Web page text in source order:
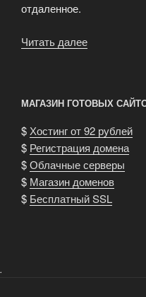
отдаленное.
Читать далее
МАГАЗИН ГОТОВЫХ
$ Хостинг от 92 рублей
$ Регистрация домена
$Облачные серверы
$ Магазин доменов
$ Бесплатный SSL
.